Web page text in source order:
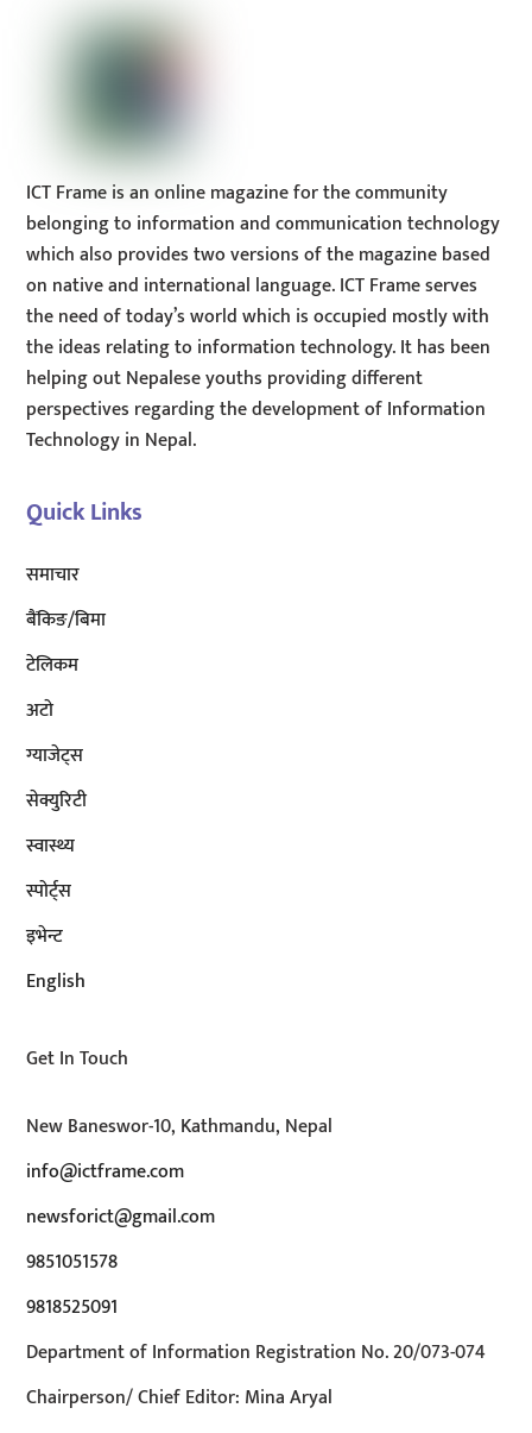
ICT Frame is an online magazine for the community
belonging to information and communication technology
which also provides two versions of the magazine based
on native and international language. ICT Frame serves
the need of today’s world which is occupied mostly with
the ideas relating to information technology. It has been
helping out Nepalese youths providing different
perspectives regarding the development of Information
Technology in Nepal.
Quick Links
समाचार
बैंकिङ/बिमा
टेलिकम
अटाे
ग्याजेट्स
सेक्युरिटी
स्वास्थ्य
स्पोर्ट्स
इभेन्ट
English
Get In Touch
New Baneswor-10, Kathmandu, Nepal
info@ictframe.com
newsforict@gmail.com
9851051578
9818525091
Department of Information Registration No. 20/073-074
Chairperson/ Chief Editor: Mina Aryal